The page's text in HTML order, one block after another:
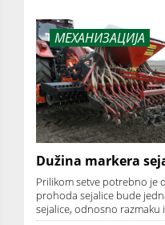
МЕХАНИЗАЦИЈА
Dužina markera
Prilikom setve potrebno je
prohoda sejalice bude
sejalice, odnosno razmaku